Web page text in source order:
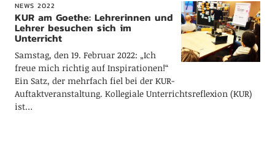
NEWS 2022
KUR am Goethe: Lehrerinnen und
Lehrer besuchen sich im
Unterricht
Samstag, den 19. Februar 2022: „Ich
freue mich richtig auf Inspirationen!“
Ein Satz, der mehrfach fiel bei der KUR-
Auftaktveranstaltung. Kollegiale Unterrichtsreflexion (KUR)
ist…